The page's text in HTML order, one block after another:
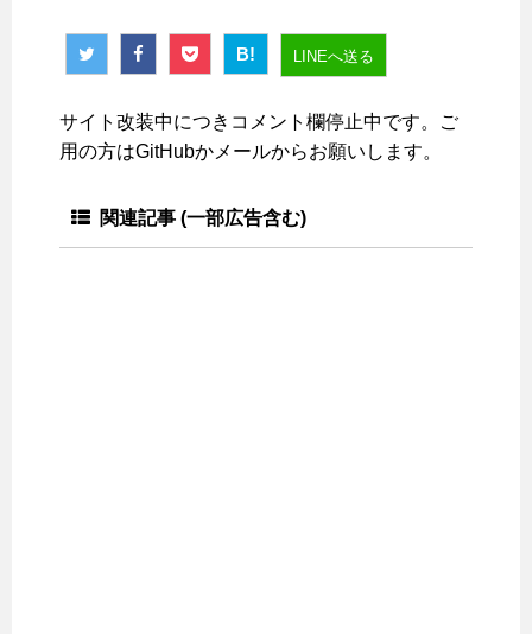
B! LINEへ送る
サイト改装中につきコメント欄停止中です。ご
用の方はGitHubかメールからお願いします。
関連記事 (一部広告含む)